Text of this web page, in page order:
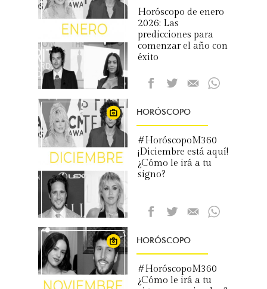
Horóscopo de enero
2026: Las
predicciones para
comenzar el año con
éxito
HORÓSCOPO
#HoróscopoM360
¡Diciembre está aquí!
¿Cómo le irá a tu
signo?
HORÓSCOPO
#HoróscopoM360
¿Cómo le irá a tu